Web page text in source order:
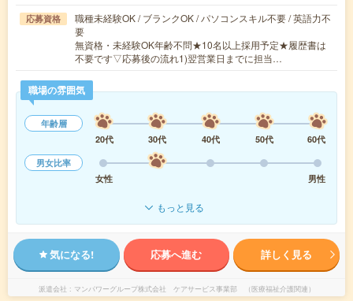
応募資格
職種未経験OK / ブランクOK / パソコンスキル不要 / 英語力不
要
無資格・未経験OK年齢不問★10名以上採用予定★履歴書は
不要です▽応募後の流れ1)翌営業日までに担当…
職場の雰囲気
年齢層
20代
30代 40代 50代
60代
男女比率
女性
男性
もっと見る
気になる! 応募へ進む 詳しく見る
派遣会社 マンパワーグループ株式会社 ケアサービス事業部 （医療福祉介護関連）